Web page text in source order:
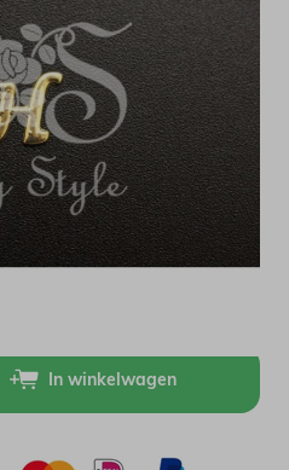
stuks
In winkelwagen